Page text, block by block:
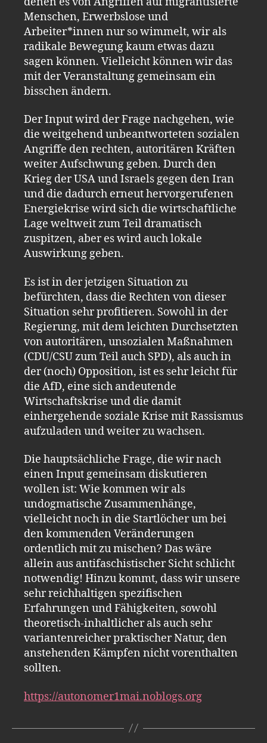
Menschen, Erwerbslose und
Arbeiter*innen nur so wimmelt, wir als
radikale Bewegung kaum etwas dazu
sagen können. Vielleicht können wir das
mit der Veranstaltung gemeinsam ein
bisschen ändern.
Der Input wird der Frage nachgehen, wie
die weitgehend unbeantworteten sozialen
Angriffe den rechten, autoritären Kräften
weiter Aufschwung geben. Durch den
Krieg der USA und Israels gegen den Iran
und die dadurch erneut hervorgerufenen
Energiekrise wird sich die wirtschaftliche
Lage weltweit zum Teil dramatisch
zuspitzen, aber es wird auch lokale
Auswirkung geben.
Es ist in der jetzigen Situation zu
befürchten, dass die Rechten von dieser
Situation sehr profitieren. Sowohl in der
Regierung, mit dem leichten Durchsetzten
von autoritären, unsozialen Maßnahmen
(CDU/CSU zum Teil auch SPD), als auch in
der (noch) Opposition, ist es sehr leicht für
die AfD, eine sich andeutende
Wirtschaftskrise und die damit
einhergehende soziale Krise mit Rassismus
aufzuladen und weiter zu wachsen.
Die hauptsächliche Frage, die wir nach
einen Input gemeinsam diskutieren
wollen ist: Wie kommen wir als
undogmatische Zusammenhänge,
vielleicht noch in die Startlöcher um bei
den kommenden Veränderungen
ordentlich mit zu mischen? Das wäre
allein aus antifaschistischer Sicht schlicht
notwendig! Hinzu kommt, dass wir unsere
sehr reichhaltigen spezifischen
Erfahrungen und Fähigkeiten, sowohl
theoretisch-inhaltlicher als auch sehr
variantenreicher praktischer Natur, den
anstehenden Kämpfen nicht vorenthalten
sollten.
https://autonomer1mai.noblogs.org